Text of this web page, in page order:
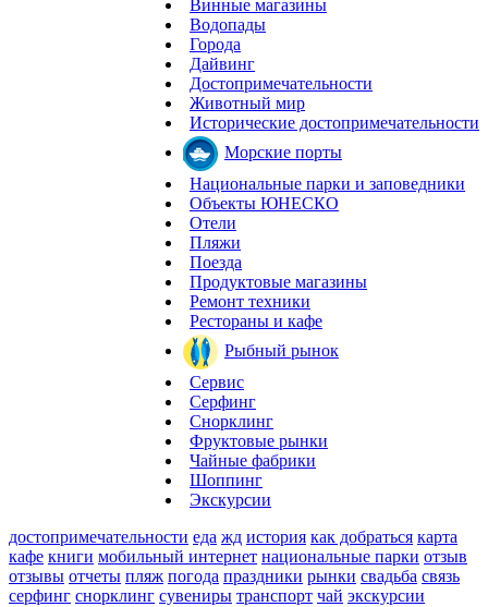
Винные магазины
Водопады
Города
Дайвинг
Достопримечательности
Животный мир
Исторические достопримечательности
Морские порты
Национальные парки и заповедники
Объекты ЮНЕСКО
Отели
Пляжи
Поезда
Продуктовые магазины
Ремонт техники
Рестораны и кафе
Рыбный рынок
Сервис
Серфинг
Снорклинг
Фруктовые рынки
Чайные фабрики
Шоппинг
Экскурсии
достопримечательности еда жд история как добраться карта
кафе книги мобильный интернет национальные парки отзыв
отзывы отчеты пляж погода праздники рынки свадьба связь
серфинг снорклинг сувениры транспорт чай экскурсии